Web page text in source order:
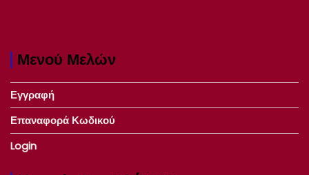
Μενού Μελών
Εγγραφή
Επαναφορά Κωδικού
Login